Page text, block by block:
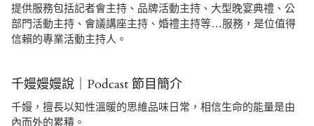
提供服務包括記者會主持、品牌活動主持、大型晚宴典禮、公
部門活動主持、會議講座主持、婚禮主持等…服務，是位值得
信賴的專業活動主持人。
千嫚嫚嫚說｜Podcast 節目簡介
千嫚，擅長以知性溫暖的思維品味日常，相信生命的能量是由
內而外的累積。